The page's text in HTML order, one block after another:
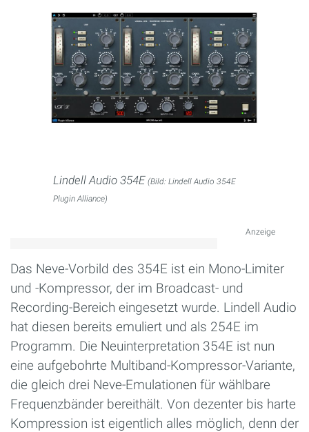
Lindell Audio 354E (Bild: Lindell Audio 354E
Plugin Alliance)
Anzeige
Das Neve-Vorbild des 354E ist ein Mono-Limiter
und -Kompressor, der im Broadcast- und
Recording-Bereich eingesetzt wurde. Lindell Audio
hat diesen bereits emuliert und als 254E im
Programm. Die Neuinterpretation 354E ist nun
eine aufgebohrte Multiband-Kompressor-Variante,
die gleich drei Neve-Emulationen für wählbare
Frequenzbänder bereithält. Von dezenter bis harte
Kompression ist eigentlich alles möglich, denn der